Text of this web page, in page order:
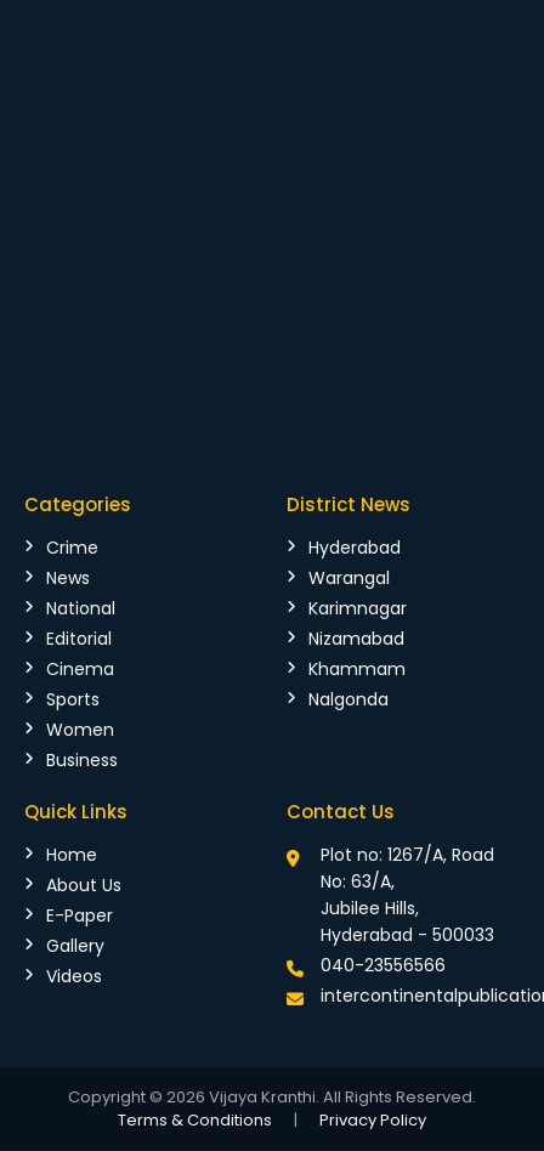
Categories
Crime
News
National
Editorial
Cinema
Sports
Women
Business
District News
Hyderabad
Warangal
Karimnagar
Nizamabad
Khammam
Nalgonda
Quick Links
Home
About Us
E-Paper
Gallery
Videos
Contact Us
Plot no: 1267/A, Road
No: 63/A,
Jubilee Hills,
Hyderabad - 500033
040-23556566
Copyright © 2026 Vijaya Kranthi. All Rights Reserved.
Terms & Conditions
| Privacy Policy